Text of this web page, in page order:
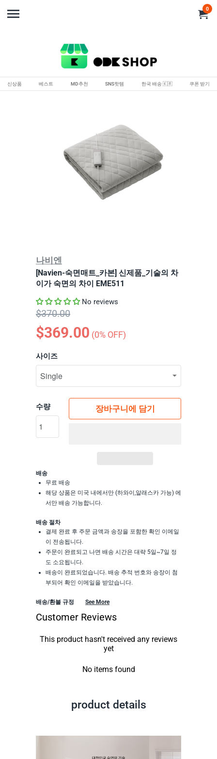
0
신상품 베스트 MD추천 SNS핫템 한국 배송 🇰🇷 쿠폰 받기
나비엔
[Navien-숙면매트_카본] 신제품_기술의 차
이가 숙면의 차이 EME511
No reviews
$370.00
$369.00 (0% OFF)
사이즈
수량 장바구니에 담기
배송
무료 배송
해당 상품은 미국 내에서만 (하와이,알래스카 가능) 에
서만 배송 가능합니다.
배송 절차
결제 완료 후 주문 금액과 송장을 포함한 확인 이메일
이 전송됩니다.
주문이 완료되고 나면 배송 시간은 대략 5일~7일 정
도 소요됩니다.
배송이 완료되었습니다. 배송 추적 번호와 송장이 첨
부되어 확인 이메일을 받았습니다.
배송/환불 규정 See More
Customer Reviews
This product hasn't received any reviews
yet
No items found
product details